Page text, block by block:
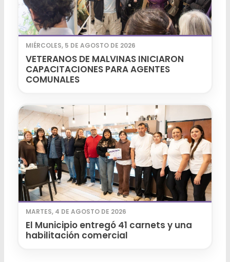
MIÉRCOLES, 5 DE AGOSTO DE 2026
VETERANOS DE MALVINAS INICIARON
CAPACITACIONES PARA AGENTES
COMUNALES
MARTES, 4 DE AGOSTO DE 2026
El Municipio entregó 41 carnets y una
habilitación comercial